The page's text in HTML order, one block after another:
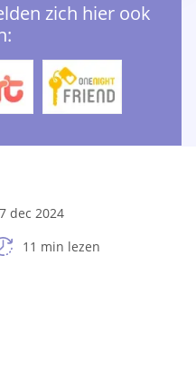
zich hier ook
dec 2024
11 min lezen